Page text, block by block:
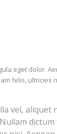
eget dolor.
felis, ultricies
vel, aliquet